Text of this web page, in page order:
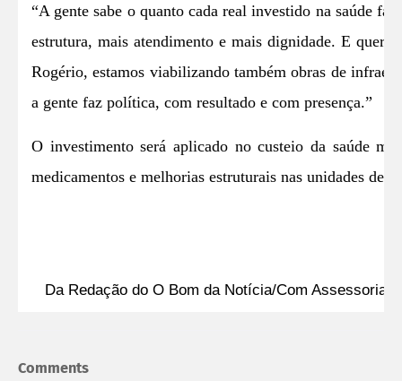
“A gente sabe o quanto cada real investido na saúde
estrutura, mais atendimento e mais dignidade. E
Rogério, estamos viabilizando também obras de
a gente faz política, com resultado e com presença.”
O investimento será aplicado no custeio da saúde
medicamentos e melhorias estruturais nas unidades de
Da Redação do O Bom da Notícia/Com Assessoria
Comments